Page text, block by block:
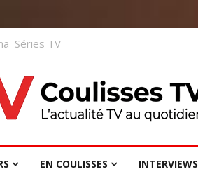
Séries TV
EN COULISSES INTERVIEWS